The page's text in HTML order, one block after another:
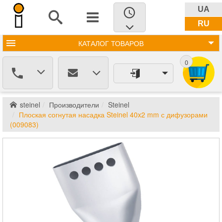
UA
RU
КАТАЛОГ ТОВАРОВ
0
steinel Производители
Steinel
Плоская согнутая насадка Steinel 40x2 mm с дифузорами
(009083)